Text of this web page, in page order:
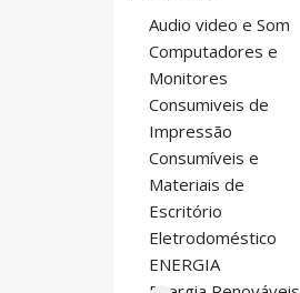
Audio video e Som
Computadores e
Monitores
Consumiveis de
Impressão
Consumíveis e
Materiais de
Escritório
Eletrodoméstico
ENERGIA